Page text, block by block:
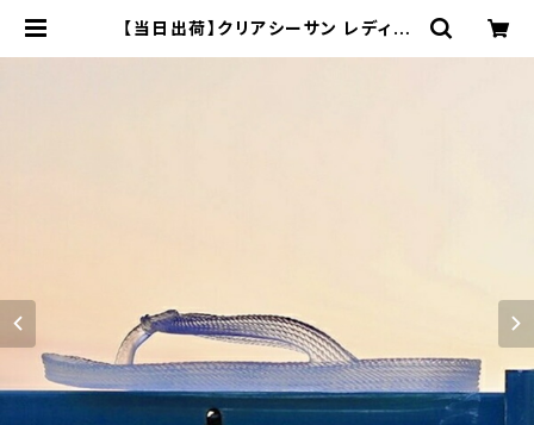
【当日出荷】クリアシーサン レディー